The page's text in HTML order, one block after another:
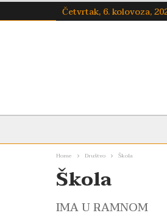
Četvrtak, 6. kolovoza,
Home Društvo Škola
Škola
IMA U RAMNOM